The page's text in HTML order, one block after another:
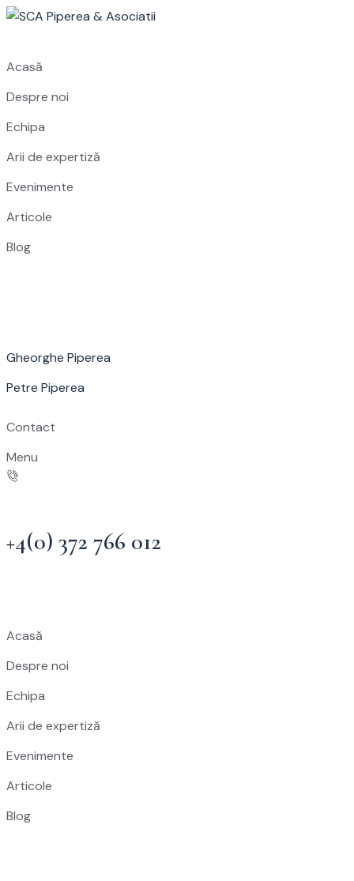
Skip
Acasă
Despre noi
Echipa
Arii de expertiză
Evenimente
Articole
Blog
Gheorghe Piperea
Petre Piperea
Contact
Menu
+4(0) 372 766 012
Acasă
Despre noi
Echipa
Arii de expertiză
Evenimente
Articole
Blog